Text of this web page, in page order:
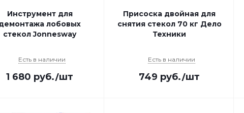
Инструмент для
лобовых
стекол Jonnesway
Есть в наличии
1 680 руб./шт
Присоска двойная для
снятия стекол 70 кг Дело
Техники
Есть в наличии
749 руб./шт